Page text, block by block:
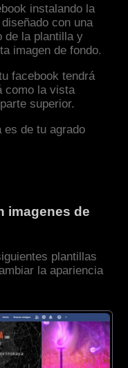
instalando la
con una
de la plantilla y
imagen de fondo.
facebook tendrá
como la vista
superior.
es de tu agrado
imagenes de
plantillas
la apariencia